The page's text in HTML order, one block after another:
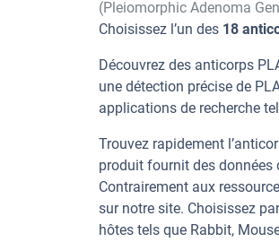
(Pleiomorphic Adenoma
Choisissez l’un des 18
Découvrez des anticorps
une détection précise de
applications de recherche
Trouvez rapidement
produit fournit des données
Contrairement aux
sur notre site. Choisissez
hôtes tels que Rabbit,